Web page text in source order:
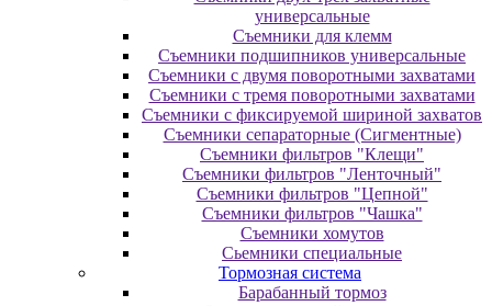
универсальные
Съемники для клемм
Съемники подшипников универсальные
Съемники с двумя поворотными захватами
Съемники с тремя поворотными захватами
Съемники с фиксируемой шириной захватов
Съемники сепараторные (Сигментные)
Съемники фильтров "Клещи"
Съемники фильтров "Ленточный"
Съемники фильтров "Цепной"
Съемники фильтров "Чашка"
Съемники хомутов
Сьемники специальные
Тормозная система
Барабанный тормоз